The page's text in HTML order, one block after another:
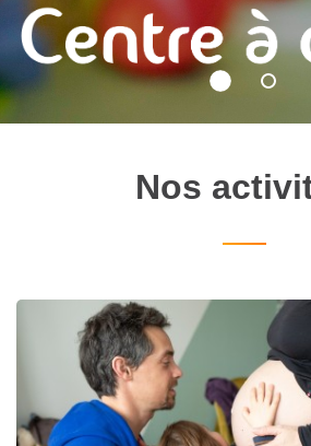
Votre
Nos